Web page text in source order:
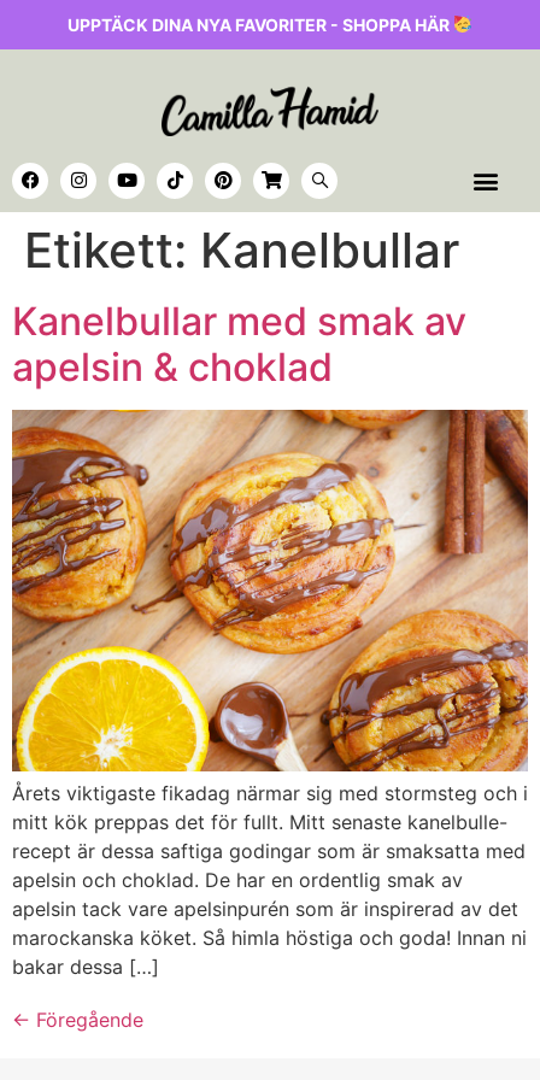
UPPTÄCK DINA NYA FAVORITER - SHOPPA HÄR
Etikett: Kanelbullar
Kanelbullar med smak av
apelsin & choklad
Årets viktigaste fikadag närmar sig med stormsteg och i
mitt kök preppas det för fullt. Mitt senaste kanelbulle-
recept är dessa saftiga godingar som är smaksatta med
apelsin och choklad. De har en ordentlig smak av
apelsin tack vare apelsinpurén som är inspirerad av det
marockanska köket. Så himla höstiga och goda! Innan ni
bakar dessa […]
← Föregående